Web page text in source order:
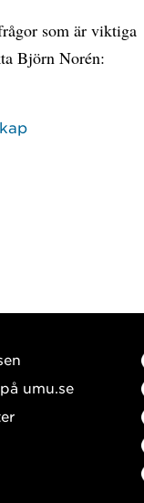
som är viktiga
Björn Norén:
umu.se